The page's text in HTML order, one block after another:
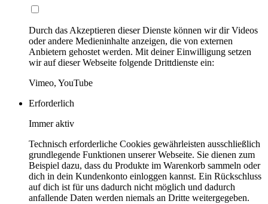
Durch das Akzeptieren dieser Dienste können wir dir Videos
oder andere Medieninhalte anzeigen, die von externen
Anbietern gehostet werden. Mit deiner Einwilligung setzen
wir auf dieser Webseite folgende Drittdienste ein:
Vimeo, YouTube
Erforderlich
Immer aktiv
Technisch erforderliche Cookies gewährleisten ausschließlich
grundlegende Funktionen unserer Webseite. Sie dienen zum
Beispiel dazu, dass du Produkte im Warenkorb sammeln oder
dich in dein Kundenkonto einloggen kannst. Ein Rückschluss
auf dich ist für uns dadurch nicht möglich und dadurch
anfallende Daten werden niemals an Dritte weitergegeben.